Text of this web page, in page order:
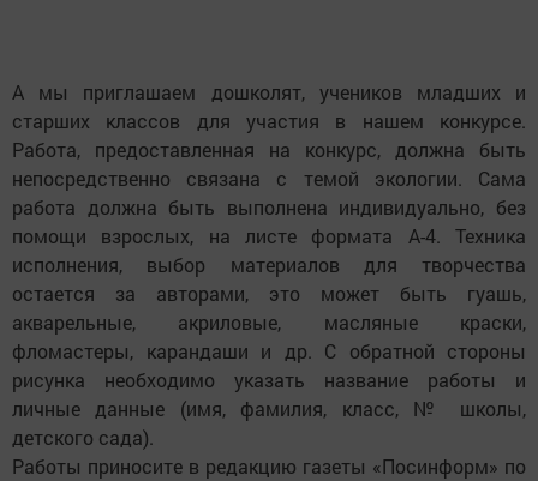
А мы приглашаем дошколят, учеников младших и
старших классов для участия в нашем конкурсе.
Работа, предоставленная на конкурс, должна быть
непосредственно связана с темой экологии. Сама
работа должна быть выполнена индивидуально, без
помощи взрослых, на листе формата А-4. Техника
исполнения, выбор материалов для творчества
остается за авторами, это может быть гуашь,
акварельные, акриловые, масляные краски,
фломастеры, карандаши и др. С обратной стороны
рисунка необходимо указать название работы и
личные данные (имя, фамилия, класс, № школы,
детского сада).
Работы приносите в редакцию газеты «Посинформ» по